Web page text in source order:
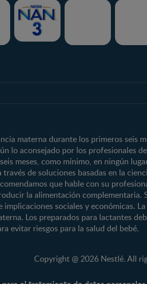
Nutrición
Salud
Maternidad
Paternidad
Vida en familia
materna durante los primeros seis
lo aconsejado por los profesionales
meses, como mínimo, en ningún
de soluciones basadas en la
que hable con su
la alimentación complementaria.
sociales y económicas.
Los preparados para lactantes
evitar riesgos para la salud del bebé.
Copyright @ 2026 Nestlé. All